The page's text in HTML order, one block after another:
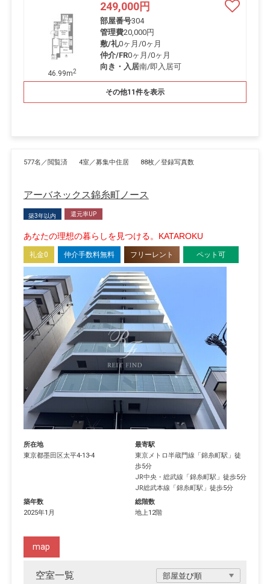
46.99m2
249,000円
部屋番号304
管理費20,000円
敷/礼0ヶ月 /0ヶ月
仲介/FR0ヶ月 /0ヶ月
向き・入居南/即入居可
その他11件を表示
577名／閲覧済 4室／募集中住居 88枚／登録写真数
アーバネックス錦糸町ノース
築3年以内 還元率UP
あなたの理想の暮らしを見つける。KATAROKU
礼金0 仲介手数料無料 フリーレント ペット可
所在地
東京都墨田区太平4-13-4
最寄駅
東京メトロ半蔵門線 「錦糸町駅 」徒
歩5分
JR中央・総武線 「錦糸町駅 」徒歩5分
JR総武本線 「錦糸町駅 」徒歩5分
築年数
2025年1月
総階数
地上12階
空室一覧
map